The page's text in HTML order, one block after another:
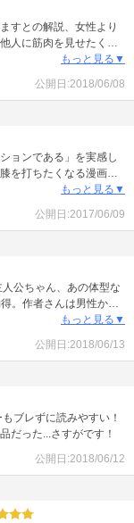
すとの解説、女性より
人に筋肉を見せたくな
、ほぼ筋トレとギャグで
しく読めます。
もっと見る▼
公開日:2018/06/08
ョンである」を実感し
を打ちたくなる漫画で
。ちゃんとわかってる
トレーナーさん、誇張
もっと見る▼
公開日:2017/06/09
公ちゃん、あの体型な
。作者さんは男性か
もっと見る▼
公開日:2018/06/13
ブレずに読みやすい！
だった...さすがです！
公開日:2018/06/12